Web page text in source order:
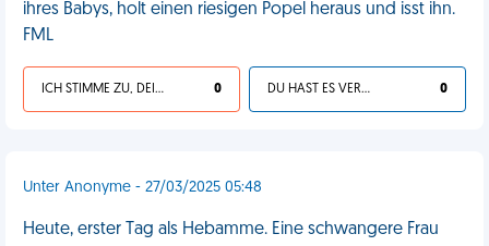
ihres Babys, holt einen riesigen Popel heraus und isst ihn.
FML
ICH STIMME ZU, DEIN LEBEN IST SCHEISSE 0 DU HAST ES VERDIENT 0
Unter Anonyme - 27/03/2025 05:48
Heute, erster Tag als Hebamme. Eine schwangere Frau